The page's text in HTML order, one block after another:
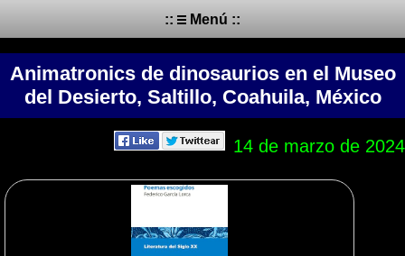
:: Menú ::
Animatronics de dinosaurios en el Museo
del Desierto, Saltillo, Coahuila, México
14 de marzo de 2024